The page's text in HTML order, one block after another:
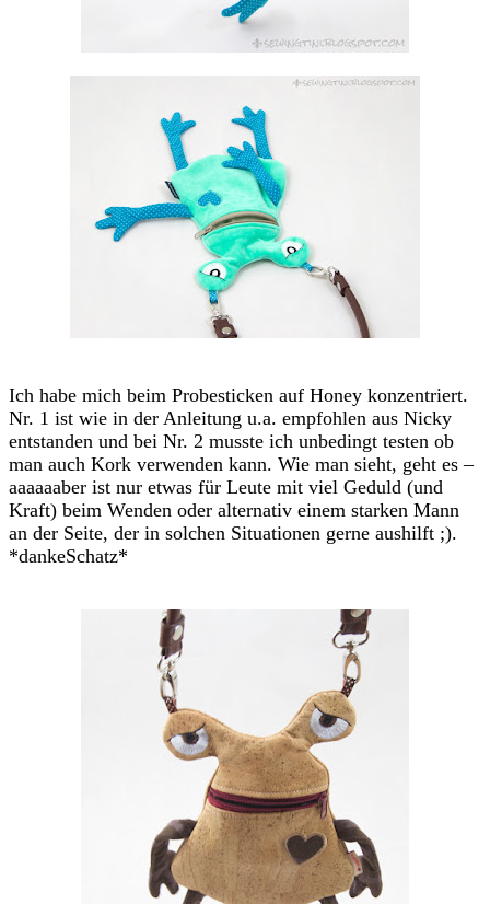
Ich habe mich beim Probesticken auf Honey konzentriert.
Nr. 1 ist wie in der Anleitung u.a. empfohlen aus Nicky
entstanden und bei Nr. 2 musste ich unbedingt testen ob
man auch Kork verwenden kann. Wie man sieht, geht es –
aaaaaaber ist nur etwas für Leute mit viel Geduld (und
Kraft) beim Wenden oder alternativ einem starken Mann
an der Seite, der in solchen Situationen gerne aushilft ;).
*dankeSchatz*